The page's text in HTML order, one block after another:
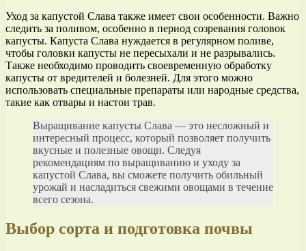
Уход за капустой Слава также имеет свои особенности. Важно
следить за поливом, особенно в период созревания головок
капусты. Капуста Слава нуждается в регулярном поливе,
чтобы головки капусты не пересыхали и не разрывались.
Также необходимо проводить своевременную обработку
капусты от вредителей и болезней. Для этого можно
использовать специальные препараты или народные средства,
такие как отвары и настои трав.
Выращивание капусты Слава — это несложный и
интересный процесс, который позволяет получить
вкусные и полезные овощи. Следуя
рекомендациям по выращиванию и уходу за
капустой Слава, вы сможете получить обильный
урожай и насладиться свежими овощами в течение
всего сезона.
Выбор сорта и подготовка почвы